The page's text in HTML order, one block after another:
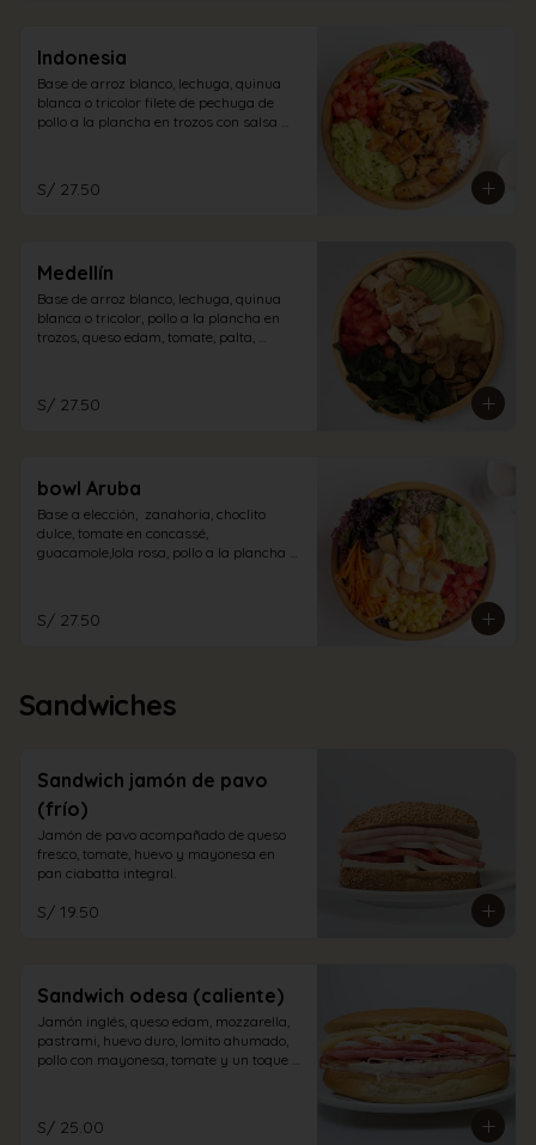
Indonesia
Base de arroz blanco, lechuga, quinua
blanca o tricolor filete de pechuga de
pollo a la plancha en trozos con salsa
con vinagreta cabo blanco. (picante)
S/ 27.50
Medellín
Base de arroz blanco, lechuga, quinua
blanca o tricolor, pollo a la plancha en
trozos, queso edam, tomate, palta,
S/ 27.50
bowl Aruba
Base a elección,  zanahoria, choclito
dulce, tomate en concassé,
guacamole,lola rosa, pollo a la plancha
S/ 27.50
Sandwiches
Sandwich jamón de pavo
(frío)
Jamón de pavo acompañado de queso
fresco, tomate, huevo y mayonesa en
pan ciabatta integral.
S/ 19.50
Sandwich odesa (caliente)
Jamón inglés, queso edam, mozzarella,
pastrami, huevo duro, lomito ahumado,
pollo con mayonesa, tomate y un toque
S/ 25.00